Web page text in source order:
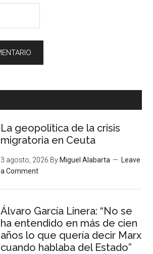
La geopolítica de la crisis
migratoria en Ceuta
3 agosto, 2026 By Miguel Alabarta
Leave
a Comment
Álvaro García Linera: “No se
ha entendido en más de cien
años lo que quería decir Marx
cuando hablaba del Estado”